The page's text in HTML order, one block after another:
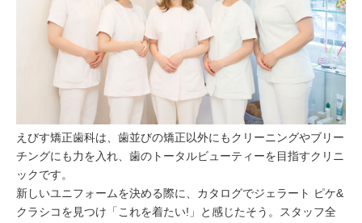
えびす矯正歯科は、歯並びの矯正以外にもクリーニングやブリー
チングにも力を入れ、歯のトータルビューティーを目指すクリニ
ックです。
新しいユニフォームを決める際に、カタログでジェラート ピケ&
クラシコを見つけ「これを着たい!」と感じたそう。スタッフ全